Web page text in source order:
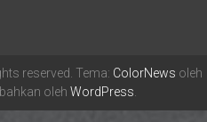
reserved. Tema: ColorNews oleh
oleh WordPress.